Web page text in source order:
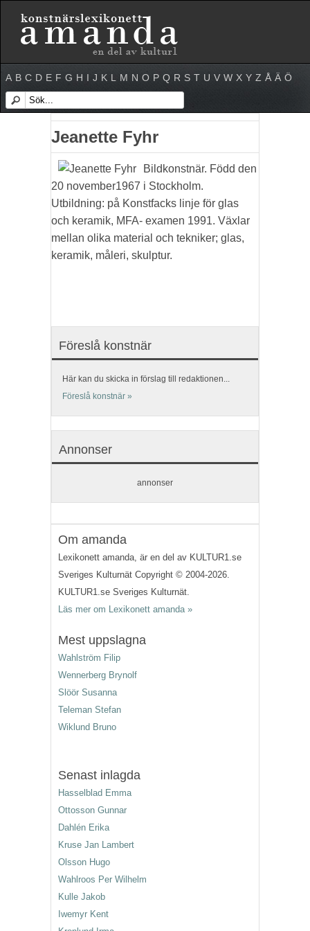
A B C D E F G H I J K L M N O P Q R S T U V W X Y Z Å Ä Ö
Jeanette Fyhr
Bildkonstnär. Född den
20 november1967 i Stockholm.
Utbildning: på Konstfacks linje för glas
och keramik, MFA- examen 1991. Växlar
mellan olika material och tekniker; glas,
keramik, måleri, skulptur.
Föreslå konstnär
Här kan du skicka in förslag till redaktionen...
Föreslå konstnär »
Annonser
annonser
Om amanda
Lexikonett amanda, är en del av KULTUR1.se
Sveriges Kulturnät Copyright © 2004-2026.
KULTUR1.se Sveriges Kulturnät.
Läs mer om Lexikonett amanda »
Mest uppslagna
Wahlström Filip
Wennerberg Brynolf
Slöör Susanna
Teleman Stefan
Wiklund Bruno
Senast inlagda
Hasselblad Emma
Ottosson Gunnar
Dahlén Erika
Kruse Jan Lambert
Olsson Hugo
Wahlroos Per Wilhelm
Kulle Jakob
Iwemyr Kent